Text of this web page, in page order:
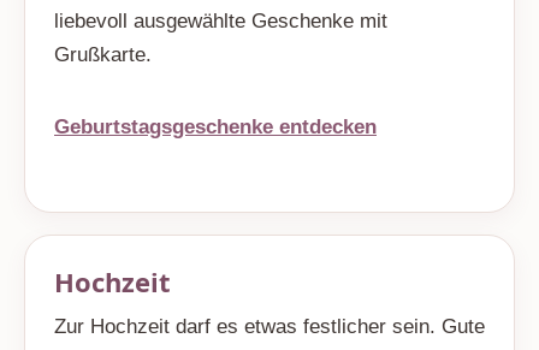
liebevoll ausgewählte Geschenke mit
Grußkarte.
Geburtstagsgeschenke entdecken
Hochzeit
Zur Hochzeit darf es etwas festlicher sein. Gute